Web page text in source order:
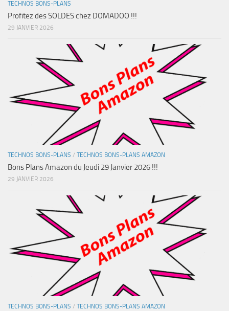
TECHNOS BONS-PLANS
Profitez des SOLDES chez DOMADOO !!!
29 JANVIER 2026
TECHNOS BONS-PLANS / TECHNOS BONS-PLANS AMAZON
Bons Plans Amazon du Jeudi 29 Janvier 2026 !!!
29 JANVIER 2026
TECHNOS BONS-PLANS / TECHNOS BONS-PLANS AMAZON